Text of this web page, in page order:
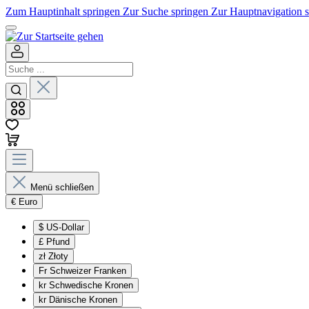
Zum Hauptinhalt springen Zur Suche springen Zur Hauptnavigation
Menü schließen
€ Euro
$ US-Dollar
£ Pfund
zł Złoty
Fr Schweizer Franken
kr Schwedische Kronen
kr Dänische Kronen